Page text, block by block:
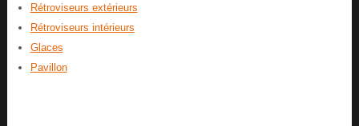
Rétroviseurs extérieurs
Rétroviseurs intérieurs
Glaces
Pavillon